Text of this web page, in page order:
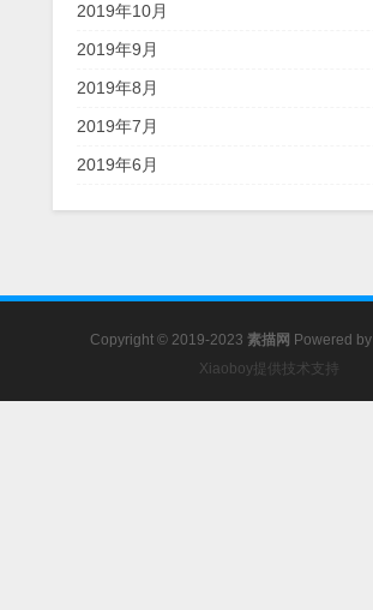
2019年10月
2019年9月
2019年8月
2019年7月
2019年6月
Copyright © 2019-2023 素描网 Powered by
Xiaoboy提供技术支持